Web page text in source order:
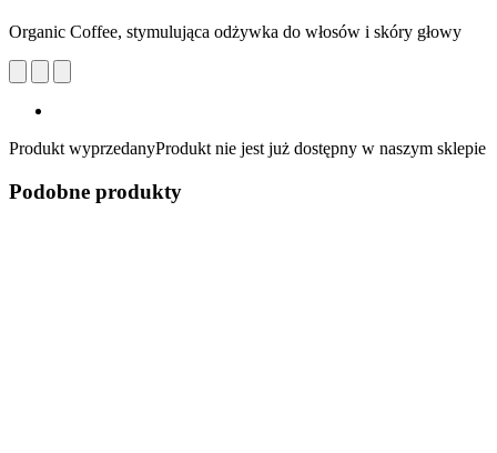
Organic Coffee, stymulująca odżywka do włosów i skóry głowy
Produkt wyprzedanyProdukt nie jest już dostępny w naszym sklepie
Podobne produkty